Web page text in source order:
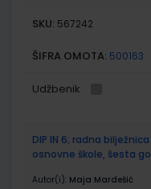
SKU: 567242
ŠIFRA OMOTA: 500163
Udžbenik
DIP IN 6; radna
osnovne škole, šesta
Autor(i): Maja Mardešić